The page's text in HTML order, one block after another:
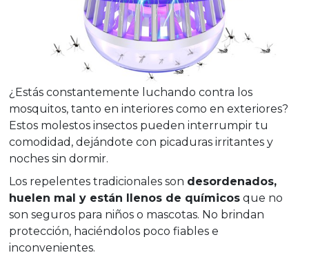
¿Estás constantemente luchando contra los
mosquitos, tanto en interiores como en exteriores?
Estos molestos insectos pueden interrumpir tu
comodidad, dejándote con picaduras irritantes y
noches sin dormir.
Los repelentes tradicionales son desordenados,
huelen mal y están llenos de químicos que no
son seguros para niños o mascotas. No brindan
protección, haciéndolos poco fiables e
inconvenientes.